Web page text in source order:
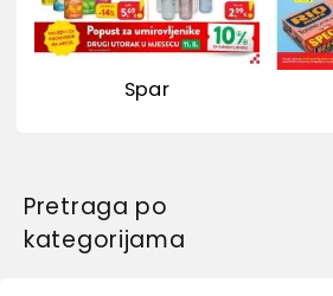
Spar
Pretraga po
kategorijama